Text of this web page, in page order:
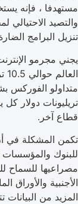
مستهدفا ، فإنه
والتصيد
تنزيل البرامج
يجني مجرمو
تريليونات دولار
قطاع آخر.
تكمن المشكلة في
للبنوك والمؤسسات
مصراعيها للسماح
الأجنبية والأوراق
المزيد من